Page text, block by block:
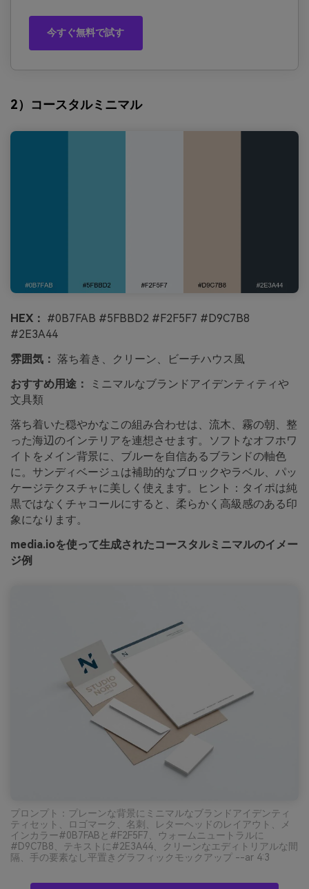
今すぐ無料で試す
2）コースタルミニマル
HEX： #0B7FAB #5FBBD2 #F2F5F7 #D9C7B8
#2E3A44
雰囲気： 落ち着き、クリーン、ビーチハウス風
おすすめ用途：
ミニマルなブランドアイデンティティや
文具類
落ち着いた穏やかなこの組み合わせは、流木、霧の朝、整
った海辺のインテリアを連想させます。ソフトなオフホワ
イトをメイン背景に、ブルーを自信あるブランドの軸色
に。サンディベージュは補助的なブロックやラベル、パッ
ケージテクスチャに美しく使えます。ヒント：タイポは純
黒ではなくチャコールにすると、柔らかく高級感のある印
象になります。
media.ioを使って生成されたコースタルミニマルのイメー
ジ例
プロンプト：プレーンな背景にミニマルなブランドアイデンティ
ティセット、ロゴマーク、名刺、レターヘッドのレイアウト、メ
インカラー#0B7FABと#F2F5F7、ウォームニュートラルに
#D9C7B8、テキストに#2E3A44、クリーンなエディトリアルな間
隔、手の要素なし平置きグラフィックモックアップ --ar 4:3